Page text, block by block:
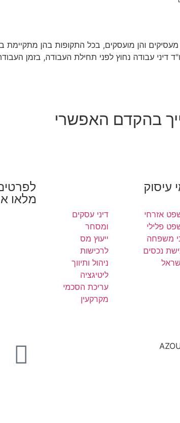
מעסיקים והן מועסקים, בכל התקופות בהן
דיני עבודה נחוץ לפני תחילת העבודה, בזמן
בהקדם האפשרי
עיסוק
אזרחי
פלילי
משפחה
נכסים
דיני עסקים
ומסחר
ייעוץ מס
לרכישות
ניהול ותיווך
ליטיגציה
עריכת הסכמי
מקרקעין
מלאו